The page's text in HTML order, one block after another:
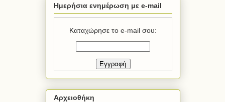
Ημερήσια ενημέρωση με e-mail
Καταχώρησε το e-mail σου:
Αρχειοθήκη